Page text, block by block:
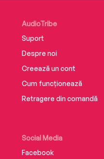
AudioTribe
Suport
Despre noi
Creează un cont
Cum funcționează
Retragere din comandă
Social Media
Facebook